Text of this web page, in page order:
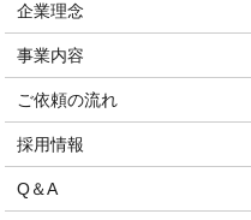
企業理念
事業内容
ご依頼の流れ
採用情報
Q＆A